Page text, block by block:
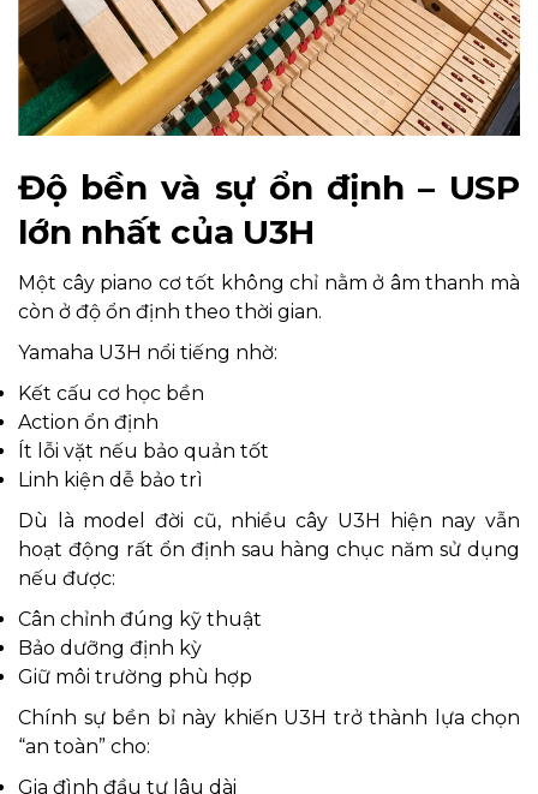
Độ bền và sự ổn định – USP
lớn nhất của U3H
Một cây piano cơ tốt không chỉ nằm ở âm thanh mà
còn ở độ ổn định theo thời gian.
Yamaha U3H nổi tiếng nhờ:
Kết cấu cơ học bền
Action ổn định
Ít lỗi vặt nếu bảo quản tốt
Linh kiện dễ bảo trì
Dù là model đời cũ, nhiều cây U3H hiện nay vẫn
hoạt động rất ổn định sau hàng chục năm sử dụng
nếu được:
Cân chỉnh đúng kỹ thuật
Bảo dưỡng định kỳ
Giữ môi trường phù hợp
Chính sự bền bỉ này khiến U3H trở thành lựa chọn
“an toàn” cho:
Gia đình đầu tư lâu dài